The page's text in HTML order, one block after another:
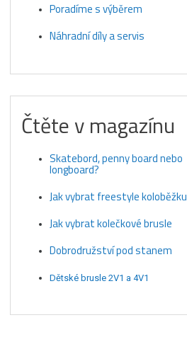
Poradíme s výběrem
Náhradní díly a servis
Čtěte v magazínu
Skatebord, penny board nebo
longboard?
Jak vybrat freestyle koloběžku
Jak vybrat kolečkové brusle
Dobrodružství pod stanem
Dětské brusle 2V1 a 4V1